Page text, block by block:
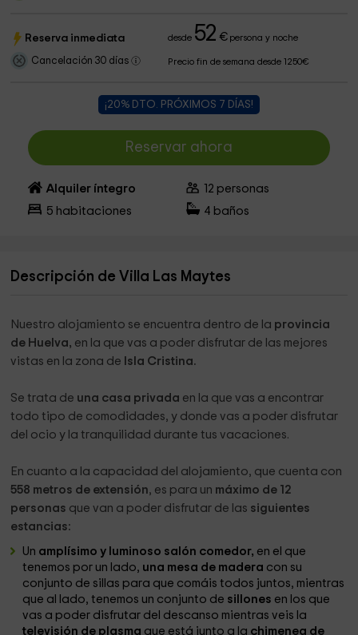
Reserva inmediata desde 52 €persona y noche
Cancelación 30 días Precio fin de semana desde 1250€
¡20% DTO. PRÓXIMOS 7 DÍAS!
Reservar ahora
Alquiler íntegro 12 personas
5 habitaciones 4 baños
Descripción de Villa Las Maytes
Nuestro alojamiento se encuentra dentro de la provincia
de Huelva, en la que vas a poder disfrutar de las mejores
vistas en la zona de Isla Cristina.
Se trata de una casa privada en la que vas a encontrar
todo tipo de comodidades, y donde vas a poder disfrutar
del ocio y la tranquilidad durante tus vacaciones.
En cuanto a la capacidad del alojamiento, que cuenta con
558 metros de extensión, es para un máximo de 12
personas que van a poder disfrutar de las siguientes
estancias:
Un amplísimo y luminoso salón comedor, en el que
tenemos por un lado, una mesa de madera con su
conjunto de sillas para que comáis todos juntos, mientras
que al lado, tenemos un conjunto de sillones en los que
vas a poder disfrutar del descanso mientras veis la
televisión de plasma que está junto a la chimenea de